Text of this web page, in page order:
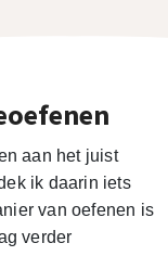
aan het juist
ik daarin iets
van oefenen is
verder